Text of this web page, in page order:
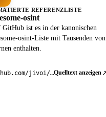
REFERENZLISTE
osint
ist es in der kanonischen
osint-Liste mit Tausenden von
enthalten.
github.com/jivoi/awesome-osintQuelltext anzeigen